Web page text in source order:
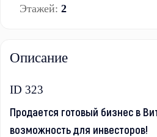
Этажей: 2
Описание
ID 323
Продается готовый бизнес в
возможность для инвесторов!